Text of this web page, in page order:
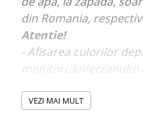
STICKERE CAPAC REZERVOR
STICKERE CRĂCIUN
STICKERE CU ANIMALE
STICKERE JDM
din Romania,
Atentie!
- Afisarea culorilor
monitorului/ecranului
VEZI MAI MULT